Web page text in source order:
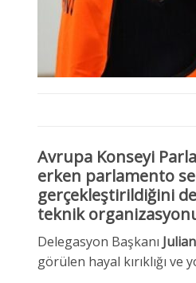
Avrupa Konseyi
erken parlamento
gerçekleştirildiğini
teknik
Delegasyon Başkanı
görülen hayal kırıklığı